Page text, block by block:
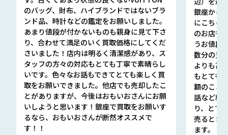
のバッグ、財布、ハイブランドではないブラ
ンド品、時計などの鑑定をお願いしました。
あまり値段が付かないものも親身に見て下さ
り、合わせて満足のいく買取価格にしてくだ
さいました！店内は明るく清潔感があり、ス
タッフの方々の対応もとても丁寧で素晴らし
いです。色々なお話もできてとても楽しく買
取をお願いできました。他店でも売却したこ
とがありますが、今後はおもいおさんにお願
いしようと思います！銀座で買取をお願いす
るなら、おもいおさんが断然オススメで
す！！
銀座から
にこちら
のお店も
うお値段
数分の査
よりも高
もとても
額のこと
話など細
り、とて
売るとき
ます。